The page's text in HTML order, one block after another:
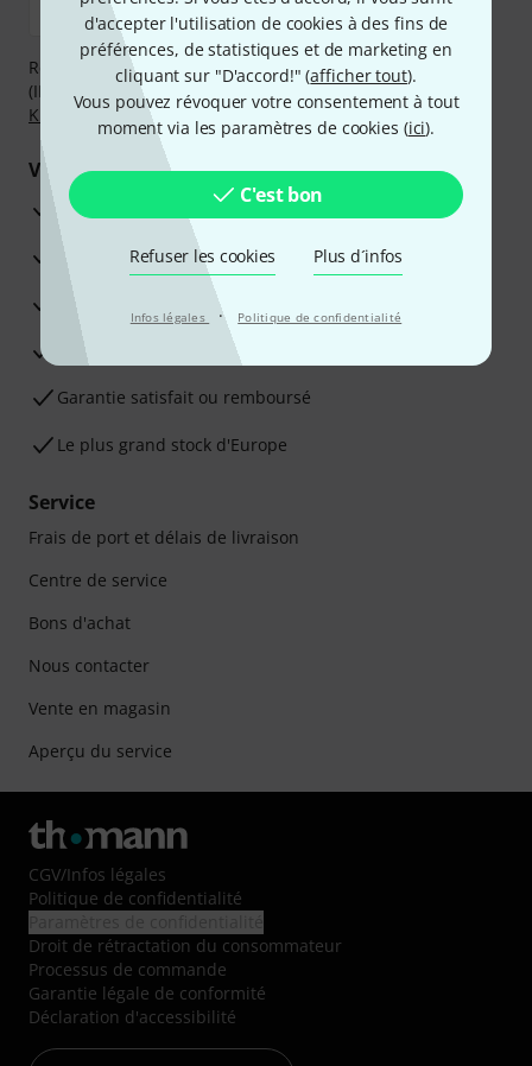
d'accepter l'utilisation de cookies à des fins de
préférences, de statistiques et de marketing en
cliquant sur "D'accord!" (afficher tout).
Vous pouvez révoquer votre consentement à tout
moment via les paramètres de cookies (ici).
C'est bon
Refuser les cookies Plus d´infos
Infos légales · Politique de confidentialité
Réglez de manière sûre et sécurisée par Virement
(IBAN/BIC), PayPal, Amazon Pay,
Klarna Payer Maintenant
Klarna Payer en 3 foisou Carte de crédit.
Vos avantages
Ga­ran­tie Thomann 3 ans
Garantie 30 jours satisfait ou remboursé
Service de réparation
Conseils d'experts en la matière
Garantie satisfait ou remboursé
Le plus grand stock d'Europe
Service
Frais de port et délais de livraison
Centre de service
Bons d'achat
Nous contacter
Vente en magasin
Aperçu du service
CGV/Infos légales
Politique de confidentialité
Droit de rétractation du consommateur
Processus de commande
Garantie légale de conformité
Déclaration d'accessibilité